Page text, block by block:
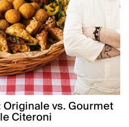
vs. Gourmet
Citeroni